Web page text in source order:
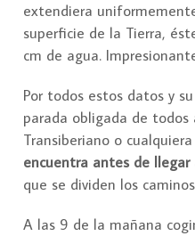
extendiera
superficie de la Tierra,
cm de agua.
Por todos estos datos y
parada obligada de todos
Transiberiano o
encuentra antes de llegar
que se dividen los
A las 9 de la mañana